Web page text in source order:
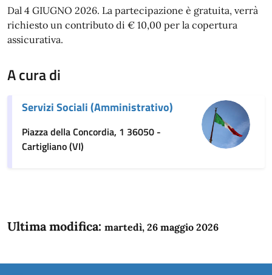
Dal 4 GIUGNO 2026. La partecipazione è gratuita, verrà
richiesto un contributo di € 10,00 per la copertura
assicurativa.
A cura di
Servizi Sociali (Amministrativo)
Piazza della Concordia, 1 36050 -
Cartigliano (VI)
Ultima modifica: martedì, 26 maggio 2026